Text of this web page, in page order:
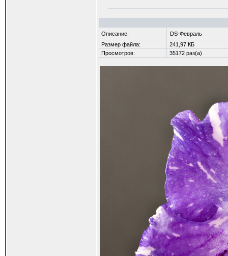
Описание:
DS-Февраль
Размер файла:
241,97 КБ
Просмотров:
35172 раз(а)